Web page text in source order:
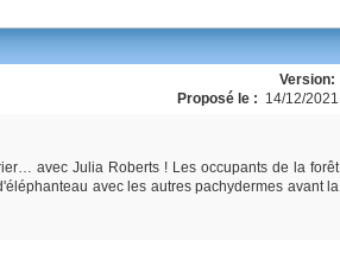
Version:
Proposé le : 14/12/2021
avec Julia Roberts ! Les occupants de la forêt
avec les autres pachydermes avant la